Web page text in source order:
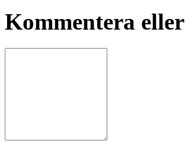
Kommentera eller